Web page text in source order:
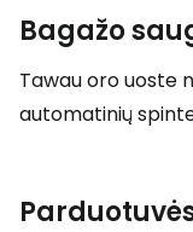
Bagažo
Tawau oro uoste
automatinių